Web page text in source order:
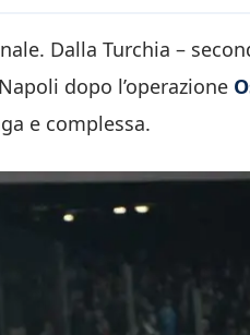
Dalla Turchia –
dopo l’operazione
e complessa.